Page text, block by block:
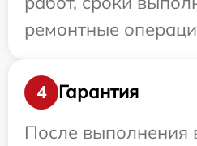
ремонтные
4
Гарантия
После выполнения